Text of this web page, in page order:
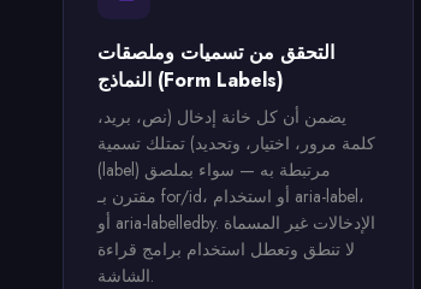
التحقق من تسميات وملصقات
النماذج (Form Labels)
يضمن أن كل خانة إدخال (نص، بريد،
كلمة مرور، اختيار، وتحديد) تمتلك تسمية
(label) مرتبطة به — سواء بملصق
مقترن بـ for/id، أو استخدام aria-label،
أو aria-labelledby. الإدخالات غير المسماة
لا تنطق وتعطل استخدام برامج قراءة
الشاشة.